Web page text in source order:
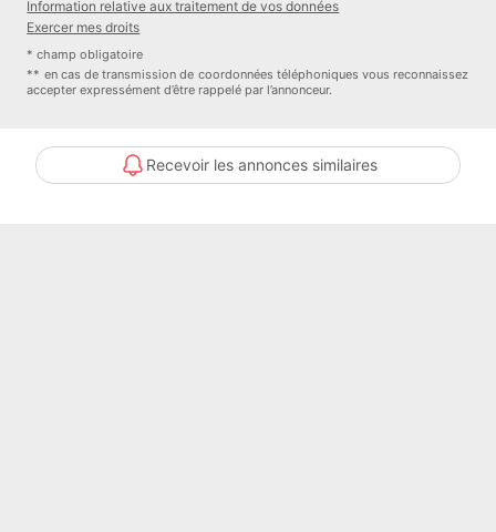
Année de construction : 2000
Chauffage (mécanisme) : Au Sol
Fenêtre : Double Vitrage
Numéro de mandat : 4181
Information relative aux traitement de vos données
Exercer mes droits
* champ obligatoire
** en cas de transmission de coordonnées téléphoniques vous reconnaissez
accepter expressément d’être rappelé par l’annonceur.
Recevoir les annonces similaires